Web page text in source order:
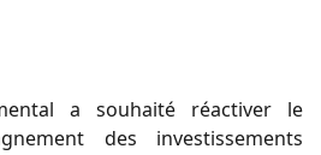
a souhaité réactiver le
des investissements